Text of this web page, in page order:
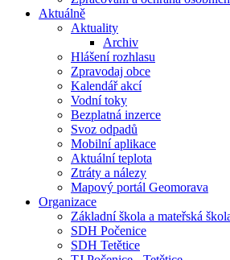
Aktuálně
Aktuality
Archiv
Hlášení rozhlasu
Zpravodaj obce
Kalendář akcí
Vodní toky
Bezplatná inzerce
Svoz odpadů
Mobilní aplikace
Aktuální teplota
Ztráty a nálezy
Mapový portál Geomorava
Organizace
Základní škola a mateřská
SDH Počenice
SDH Tetětice